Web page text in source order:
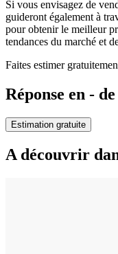
Si vous envisagez de
guideront également à
pour obtenir le meilleur
tendances du marché et
Faites estimer
Réponse en -
Estimation gratuite
A découvrir